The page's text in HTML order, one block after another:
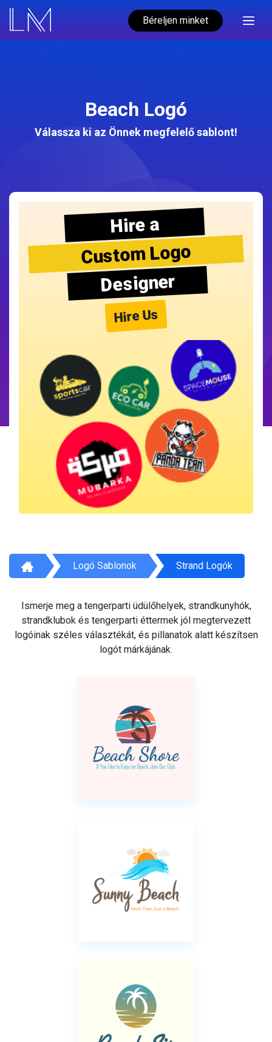
Béreljen minket
Beach Logó
Válassza ki az Önnek megfelelő sablont!
Hire a
Custom Logo
Designer
Hire Us
Logó Sablonok Strand Logók
Ismerje meg a tengerparti üdülőhelyek, strandkunyhók,
strandklubok és tengerparti éttermek jól megtervezett
logóinak széles választékát, és pillanatok alatt készítsen
logót márkájának.